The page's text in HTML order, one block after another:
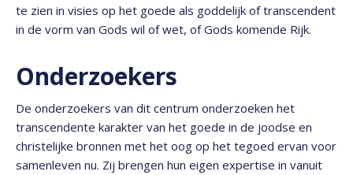
te zien in visies op het goede als goddelijk of transcendent
in de vorm van Gods wil of wet, of Gods komende Rijk.
Onderzoekers
De onderzoekers van dit centrum onderzoeken het
transcendente karakter van het goede in de joodse en
christelijke bronnen met het oog op het tegoed ervan voor
samenleven nu. Zij brengen hun eigen expertise in vanuit